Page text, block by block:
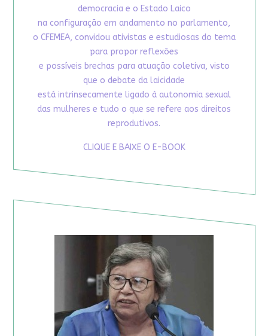
democracia e o Estado Laico
na configuração em andamento no parlamento,
o CFEMEA, convidou ativistas e estudiosas do tema
para propor reflexões
e possíveis brechas para atuação coletiva, visto
que o debate da laicidade
está intrinsecamente ligado à autonomia sexual
das mulheres e tudo o que se refere aos direitos
reprodutivos.
CLIQUE E BAIXE O E-BOOK